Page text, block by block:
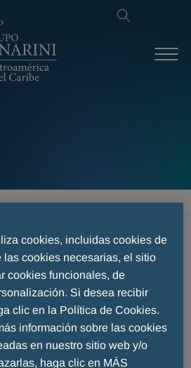
cookies, incluidas cookies de
las cookies necesarias, el sitio
cookies funcionales, de
Si desea recibir
clic en la Política de Cookies.
información sobre las cookies
en nuestro sitio web y/o
haga clic en MÁS